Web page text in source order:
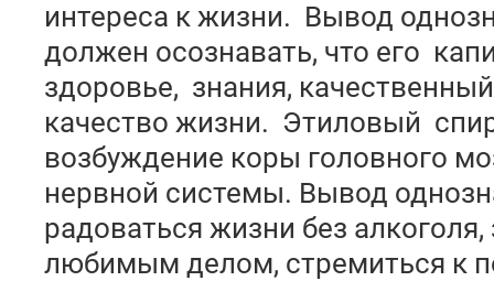
интереса к жизни. Вывод
должен осознавать, что его
здоровье, знания,
качество жизни. Этиловый
возбуждение коры головного
нервной системы. Вывод
радоваться жизни без
любимым делом, стремиться к